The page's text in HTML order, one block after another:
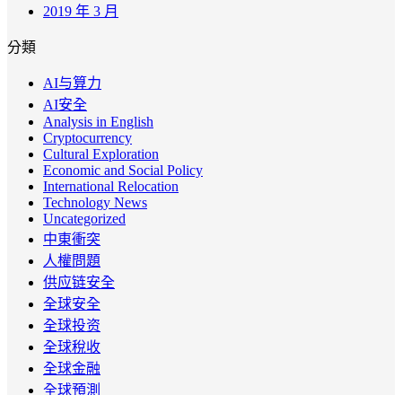
2019 年 3 月
分類
AI与算力
AI安全
Analysis in English
Cryptocurrency
Cultural Exploration
Economic and Social Policy
International Relocation
Technology News
Uncategorized
中東衝突
人權問題
供应链安全
全球安全
全球投资
全球稅收
全球金融
全球預測